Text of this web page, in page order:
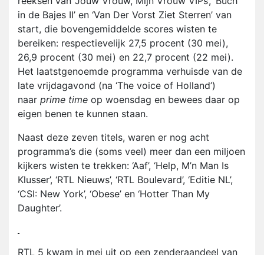
in de Bajes II’ en ‘Van Der Vorst Ziet Sterren’ van
start, die bovengemiddelde scores wisten te
bereiken: respectievelijk 27,5 procent (30 mei),
26,9 procent (30 mei) en 22,7 procent (22 mei).
Het laatstgenoemde programma verhuisde van de
late vrijdagavond (na ‘The voice of Holland’)
naar prime time op woensdag en bewees daar op
eigen benen te kunnen staan.
Naast deze zeven titels, waren er nog acht
programma’s die (soms veel) meer dan een miljoen
kijkers wisten te trekken: ‘Aaf’, ‘Help, M’n Man Is
Klusser’, ‘RTL Nieuws’, ‘RTL Boulevard’, ‘Editie NL’,
‘CSI: New York’, ‘Obese’ en ‘Hotter Than My
Daughter’.
RTL 5 kwam in mei uit op een zenderaandeel van